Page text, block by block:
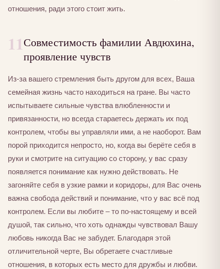
отношения, ради этого стоит жить.
11Совместимость фамилии Авдюхина,
проявление чувств
Из-за вашего стремления быть другом для всех, Ваша
семейная жизнь часто находиться на гране. Вы часто
испытываете сильные чувства влюбленности и
привязанности, но всегда стараетесь держать их под
контролем, чтобы вы управляли ими, а не наоборот. Вам
порой приходится непросто, но, когда вы берёте себя в
руки и смотрите на ситуацию со сторону, у вас сразу
появляется понимание как нужно действовать. Не
загоняйте себя в узкие рамки и коридоры, для Вас очень
важна свобода действий и понимание, что у вас всё под
контролем. Если вы любите – то по-настоящему и всей
душой, так сильно, что хоть однажды чувствовал Вашу
любовь никогда Вас не забудет. Благодаря этой
отличительной черте, Вы обретаете счастливые
отношения, в которых есть место для дружбы и любви.